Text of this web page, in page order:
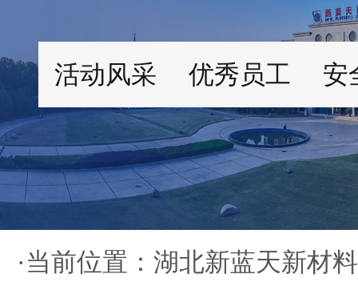
活动风采 优秀员工 安
·当前位置：湖北新蓝天新材